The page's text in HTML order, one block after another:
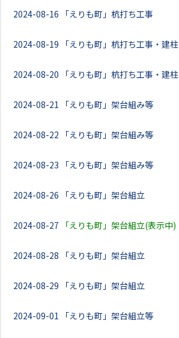
2024-08-16 「えりも町」杭打ち工事
2024-08-19 「えりも町」杭打ち工事・建柱
2024-08-20 「えりも町」杭打ち工事・建柱
2024-08-21 「えりも町」架台組み等
2024-08-22 「えりも町」架台組み等
2024-08-23 「えりも町」架台組み等
2024-08-26 「えりも町」架台組立
2024-08-27 「えりも町」架台組立(表示中)
2024-08-28 「えりも町」架台組立
2024-08-29 「えりも町」架台組立
2024-09-01 「えりも町」架台組立等